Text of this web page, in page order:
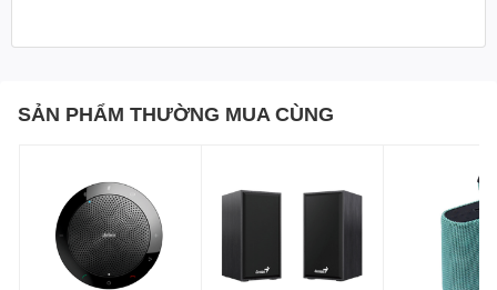
SẢN PHẨM THƯỜNG MUA CÙNG